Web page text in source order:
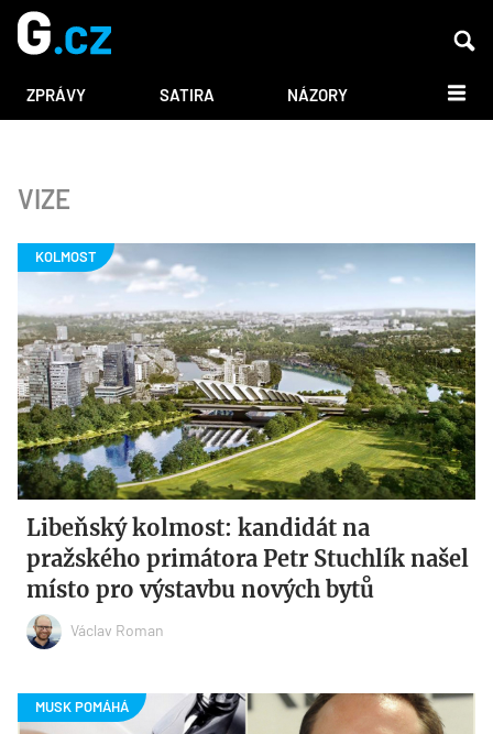
ZPRÁVY SATIRA NÁZORY DALŠÍ
VIZE
Libeňský kolmost: kandidát na
pražského primátora Petr Stuchlík našel
místo pro výstavbu nových bytů
Václav Roman